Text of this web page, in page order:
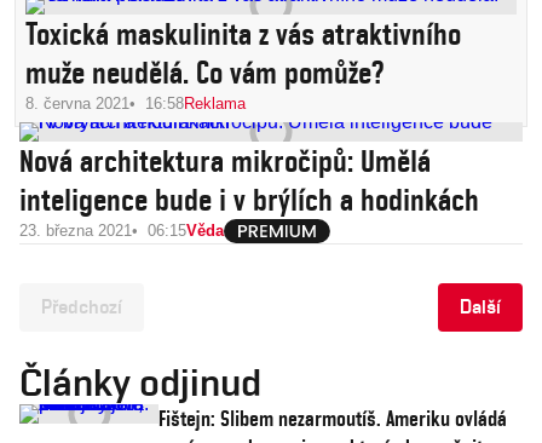
Toxická maskulinita z vás atraktivního
muže neudělá. Co vám pomůže?
8. června 2021 16:58Reklama
Nová architektura mikročipů: Umělá
inteligence bude i v brýlích a hodinkách
23. března 2021 06:15Věda
Předchozí Další
Články odjinud
Fištejn: Slibem nezarmoutíš. Ameriku ovládá